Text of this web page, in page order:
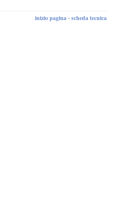
inizio pagina - scheda tecnica